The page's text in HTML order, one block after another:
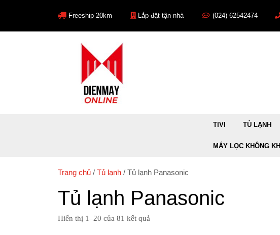
Freeship 20km Lắp đặt tận nhà (024) 62542474
TIVI TỦ LẠNH
MÁY LỌC KHÔNG KHÍ
Trang chủ / Tủ lạnh / Tủ lạnh Panasonic
Tủ lạnh Panasonic
Hiển thị 1–20 của 81 kết quả